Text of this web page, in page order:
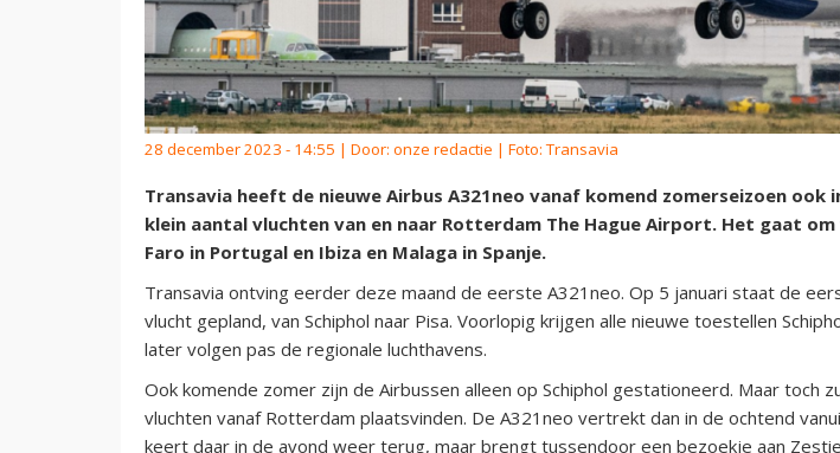
28 december 2023 - 14:55 | Door: onze redactie | Foto: Transavia
Transavia heeft de nieuwe Airbus A321neo vanaf komend zomerseizoen ook
klein aantal vluchten van en naar Rotterdam The Hague Airport. Het gaat
Faro in Portugal en Ibiza en Malaga in Spanje.
Transavia ontving eerder deze maand de eerste A321neo. Op 5 januari staat de
vlucht gepland, van Schiphol naar Pisa. Voorlopig krijgen alle nieuwe toestellen
later volgen pas de regionale luchthavens.
Ook komende zomer zijn de Airbussen alleen op Schiphol gestationeerd. Maar toch
vluchten vanaf Rotterdam plaatsvinden. De A321neo vertrekt dan in de ochtend
keert daar in de avond weer terug, maar brengt tussendoor een bezoekje aan